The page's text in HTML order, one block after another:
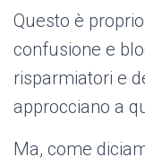
Questo è
confusione e
risparmiatori e
approcciano a
Ma, come